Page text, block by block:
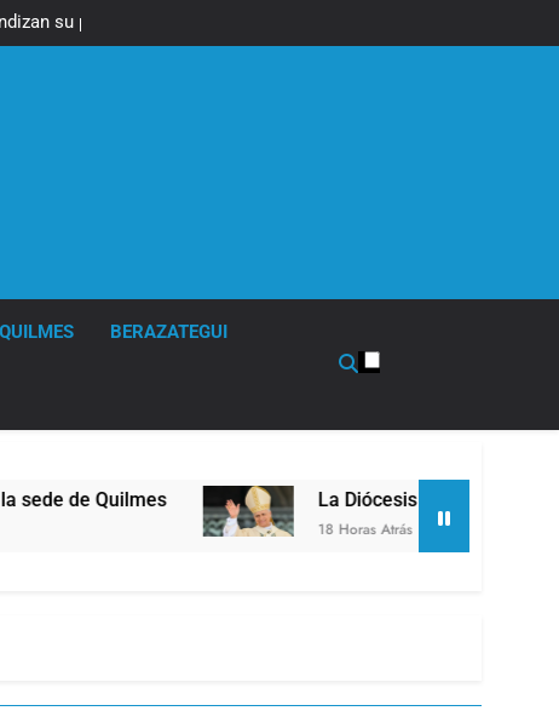
su plan de
el Gobierno
QUILMES BERAZATEGUI
La Diócesis de Quilmes celebró la visita
18 Horas Atrás